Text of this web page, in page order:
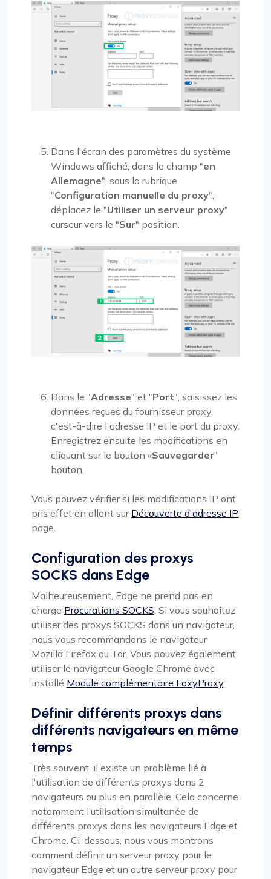
Dans l'écran des paramètres du système
Windows affiché, dans le champ "en
Allemagne", sous la rubrique
"Configuration manuelle du proxy",
déplacez le "Utiliser un serveur proxy"
curseur vers le "Sur" position.
Dans le "Adresse" et "Port", saisissez les
données reçues du fournisseur proxy,
c'est-à-dire l'adresse IP et le port du proxy.
Enregistrez ensuite les modifications en
cliquant sur le bouton «Sauvegarder"
bouton.
Vous pouvez vérifier si les modifications IP ont
pris effet en allant sur Découverte d'adresse IP
page.
Configuration des proxys
SOCKS dans Edge
Malheureusement, Edge ne prend pas en
charge Procurations SOCKS . Si vous souhaitez
utiliser des proxys SOCKS dans un navigateur,
nous vous recommandons le navigateur
Mozilla Firefox ou Tor. Vous pouvez également
utiliser le navigateur Google Chrome avec
installé Module complémentaire FoxyProxy.
Définir différents proxys dans
différents navigateurs en même
temps
Très souvent, il existe un problème lié à
l'utilisation de différents proxys dans 2
navigateurs ou plus en parallèle. Cela concerne
notamment l’utilisation simultanée de
différents proxys dans les navigateurs Edge et
Chrome. Ci-dessous, nous vous montrons
comment définir un serveur proxy pour le
navigateur Edge et un autre serveur proxy pour